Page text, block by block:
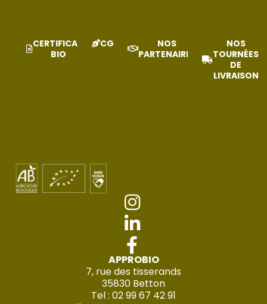
CERTIFICAT
BIO
CGV
NOS
PARTENAIRES
NOS
TOURNÉES
DE
LIVRAISON
APPROBIO
7, rue des tisserands
35830 Betton
Tel : 02 99 67 42 91